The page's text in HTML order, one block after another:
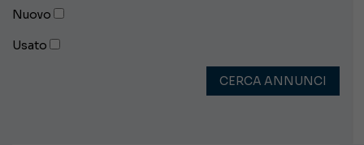
Nuovo
Usato
CERCA ANNUNCI